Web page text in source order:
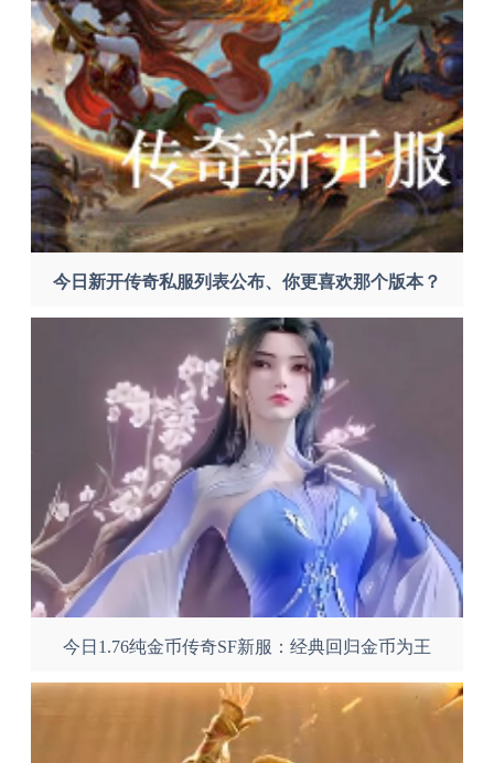
今日新开传奇私服列表公布、你更喜欢那个版本？
今日1.76纯金币传奇SF新服：经典回归金币为王